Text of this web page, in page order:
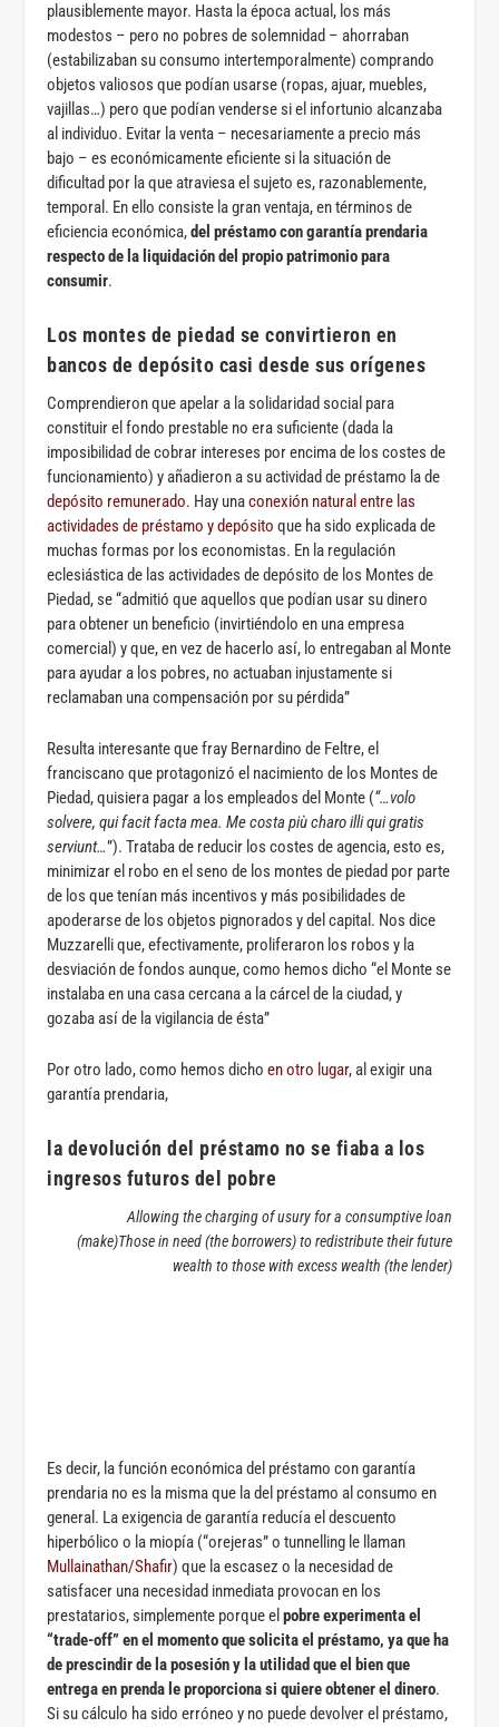
plausiblemente mayor. Hasta la época actual, los más
modestos – pero no pobres de solemnidad – ahorraban
(estabilizaban su consumo intertemporalmente) comprando
objetos valiosos que podían usarse (ropas, ajuar, muebles,
vajillas…) pero que podían venderse si el infortunio alcanzaba
al individuo. Evitar la venta – necesariamente a precio más
bajo – es económicamente eficiente si la situación de
dificultad por la que atraviesa el sujeto es, razonablemente,
temporal. En ello consiste la gran ventaja, en términos de
eficiencia económica,del préstamo con garantía prendaria
respecto de la liquidación del propio patrimonio para
consumir.
Los montes de piedad se convirtieron en
bancos de depósito casi desde sus orígenes
Comprendieron que apelar a la solidaridad social para
constituir el fondo prestable no era suficiente (dada la
imposibilidad de cobrar intereses por encima de los costes de
funcionamiento) y añadieron a su actividad de préstamo la de
depósito remunerado. Hay unaconexión natural entre las
actividades de préstamo y depósito que ha sido explicada de
muchas formas por los economistas. En la regulación
eclesiástica de las actividades de depósito de los Montes de
Piedad, se “admitió que aquellos que podían usar su dinero
para obtener un beneficio (invirtiéndolo en una empresa
comercial) y que, en vez de hacerlo así, lo entregaban al Monte
para ayudar a los pobres, no actuaban injustamente si
reclamaban una compensación por su pérdida”
Resulta interesante que fray Bernardino de Feltre, el
franciscano que protagonizó el nacimiento de los Montes de
Piedad, quisiera pagar a los empleados del Monte (“…volo
solvere, qui facit facta mea. Me costa più charo illi qui gratis
serviunt…”). Trataba de reducir los costes de agencia, esto es,
minimizar el robo en el seno de los montes de piedad por parte
de los que tenían más incentivos y más posibilidades de
apoderarse de los objetos pignorados y del capital. Nos dice
Muzzarelli que, efectivamente, proliferaron los robos y la
desviación de fondos aunque, como hemos dicho “el Monte se
instalaba en una casa cercana a la cárcel de la ciudad, y
gozaba así de la vigilancia de ésta”
Por otro lado, como hemos dichoen otro lugar, al exigir una
garantía prendaria,
la devolución del préstamo no se fiaba a los
ingresos futuros del pobre
Allowing the charging of usury for a consumptive loan
(make)Those in need (the borrowers) to redistribute their future
wealth to those with excess wealth (the lender)
Es decir, la función económica del préstamo con garantía
prendaria no es la misma que la del préstamo al consumo en
general. La exigencia de garantía reducía el descuento
hiperbólico o la miopía (“orejeras” otunnelling le llaman
Mullainathan/Shafir) que la escasez o la necesidad de
satisfacer una necesidad inmediata provocan en los
prestatarios, simplemente porque elpobre experimenta el
“trade-off” en el momento que solicita el préstamo, ya que ha
de prescindir de la posesión y la utilidad que el bien que
entrega en prenda le proporciona si quiere obtener el dinero.
Si su cálculo ha sido erróneo y no puede devolver el préstamo,